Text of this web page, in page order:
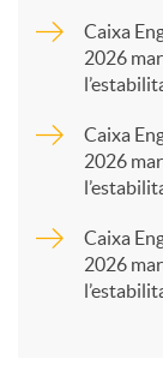
a
Caixa
2026
Caixa
2026
Caixa
2026